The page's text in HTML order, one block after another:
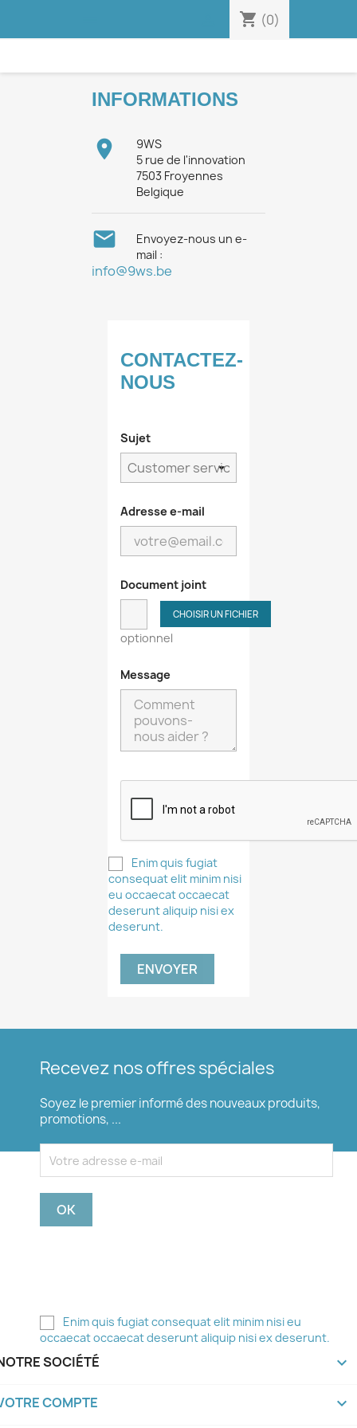
shopping_cart (0)
INFORMATIONS

9WS
5 rue de l'innovation
7503 Froyennes
Belgique

Envoyez-nous un e-
mail :
info@9ws.be
CONTACTEZ-
NOUS
Sujet
Adresse e-mail
Document joint
CHOISIR UN FICHIER
optionnel
Message
Enim quis fugiat
consequat elit minim nisi
eu occaecat occaecat
deserunt aliquip nisi ex
deserunt.
Recevez nos offres spéciales
Soyez le premier informé des nouveaux produits,
promotions, ...
Enim quis fugiat consequat elit minim nisi eu
occaecat occaecat deserunt aliquip nisi ex deserunt.
SOCIÉTÉ 
COMPTE 
Créer une liste d'envies
Annuler Créer une liste d'envies